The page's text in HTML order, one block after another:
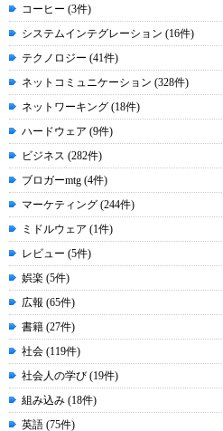
コーヒー (3件)
システムインテグレーション (16件)
テクノロジー (41件)
ネットコミュニケーション (328件)
ネットワーキング (18件)
ハードウェア (9件)
ビジネス (282件)
ブロガーmtg (4件)
マーケティング (244件)
ミドルウェア (1件)
レビュー (5件)
娯楽 (5件)
広報 (65件)
書籍 (27件)
社会 (119件)
社会人の学び (19件)
組み込み (18件)
英語 (75件)